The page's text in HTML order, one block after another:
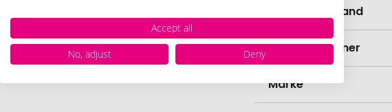
Herstellungsland
Zolltarifnummer
Marke
Accept all
No, adjust
Deny